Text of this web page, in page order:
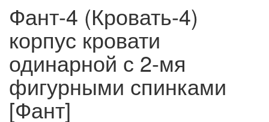
Фант-4 (Кровать-4)
корпус кровати
одинарной с 2-мя
фигурными спинками
[Фант]